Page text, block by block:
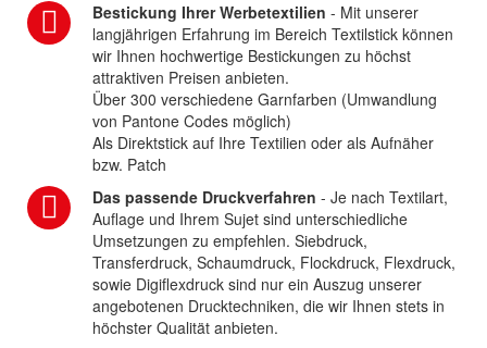
Bestickung Ihrer Werbetextilien - Mit unserer
langjährigen Erfahrung im Bereich Textilstick können
wir Ihnen hochwertige Bestickungen zu höchst
attraktiven Preisen anbieten.
Über 300 verschiedene Garnfarben (Umwandlung
von Pantone Codes möglich)
Als Direktstick auf Ihre Textilien oder als Aufnäher
bzw. Patch
Das passende Druckverfahren - Je nach Textilart,
Auflage und Ihrem Sujet sind unterschiedliche
Umsetzungen zu empfehlen. Siebdruck,
Transferdruck, Schaumdruck, Flockdruck, Flexdruck,
sowie Digiflexdruck sind nur ein Auszug unserer
angebotenen Drucktechniken, die wir Ihnen stets in
höchster Qualität anbieten.